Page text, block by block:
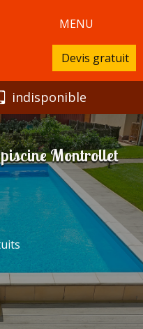
MENU
Devis gratuit
indisponible
Montrollet